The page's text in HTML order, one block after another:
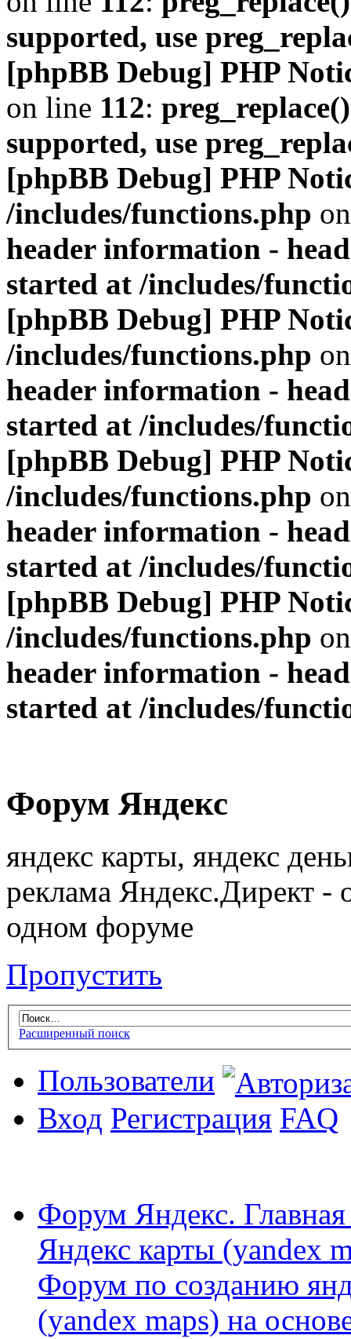
supported, use
[phpBB Debug] PHP
on line 112:
supported, use
[phpBB Debug] PHP
/includes/functions.php
header information -
started at /includes/
[phpBB Debug] PHP
/includes/functions.php
header information -
started at /includes/
[phpBB Debug] PHP
/includes/functions.php
header information -
started at /includes/
[phpBB Debug] PHP
/includes/functions.php
header information -
started at /includes/
Форум Яндекс
яндекс карты, яндекс
реклама Яндекс.Директ -
одном форуме
Пропустить
Расширенный поиск
Пользователи
Вход Регистрация FAQ
Форум Яндекс.
Яндекс карты (yandex
Форум по созданию
(yandex maps) на